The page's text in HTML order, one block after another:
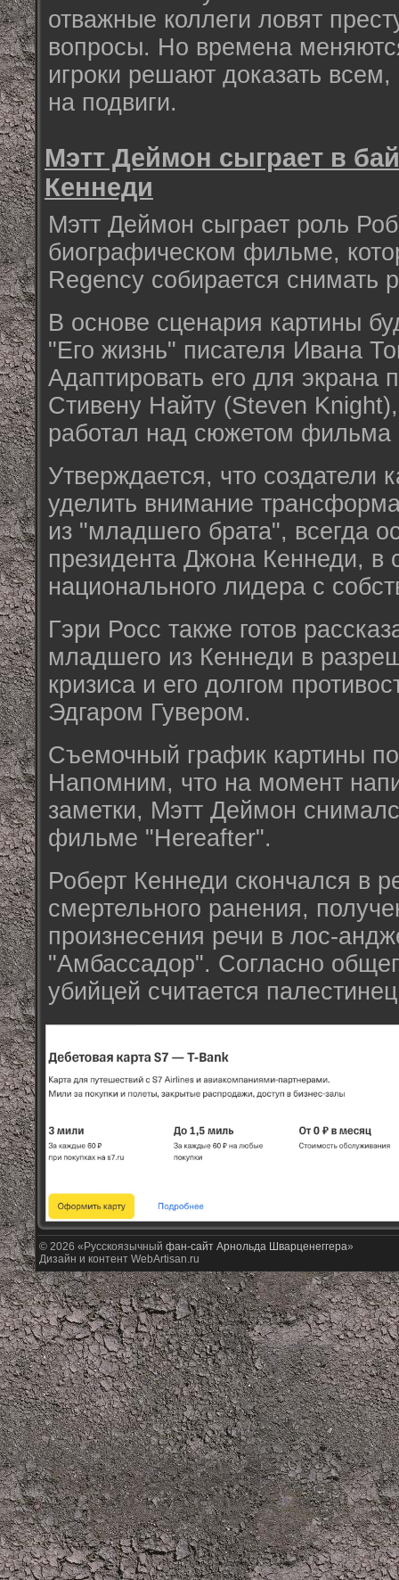
отважные коллеги ловят
вопросы. Но времена
игроки решают доказать
на подвиги.
Мэтт Деймон сыграет в
Кеннеди
Мэтт Деймон сыграет роль
биографическом фильме,
Regency собирается снимать
В основе сценария картины
"Его жизнь" писателя Ивана
Адаптировать его для экрана
Стивену Найту (Steven
работал над сюжетом фильма
Утверждается, что создатели
уделить внимание
из "младшего брата", всегда
президента Джона Кеннеди, в
национального лидера с
Гэри Росс также готов
младшего из Кеннеди в
кризиса и его долгом
Эдгаром Гувером.
Съемочный график картины
Напомним, что на момент
заметки, Мэтт Деймон
фильме "Hereafter".
Роберт Кеннеди скончался в
смертельного ранения,
произнесения речи в лос-
"Амбассадор". Согласно
убийцей считается
© 2026 «Русскоязычный фан-сайт Арнольда Шварценеггера»
Дизайн и контент WebArtisan.ru